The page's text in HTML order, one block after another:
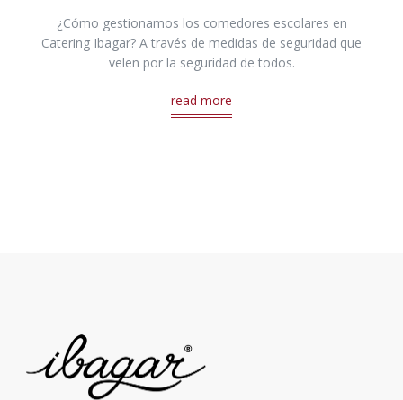
¿Cómo gestionamos los comedores escolares en
Catering Ibagar? A través de medidas de seguridad que
velen por la seguridad de todos.
read more